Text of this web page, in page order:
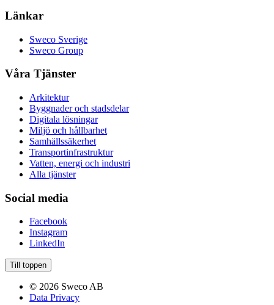
Länkar
Sweco Sverige
Sweco Group
Våra Tjänster
Arkitektur
Byggnader och stadsdelar
Digitala lösningar
Miljö och hållbarhet
Samhällssäkerhet
Transportinfrastruktur
Vatten, energi och industri
Alla tjänster
Social media
Facebook
Instagram
LinkedIn
Till toppen
© 2026 Sweco AB
Data Privacy